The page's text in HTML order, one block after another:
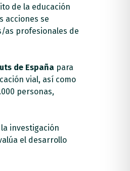
de la educación
acciones se
as profesionales de
de España para
vial, así como
personas,
investigación
el desarrollo